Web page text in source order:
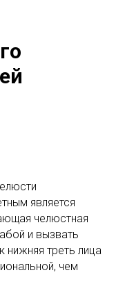
является
челюстная
и вызвать
нижняя треть лица
чем